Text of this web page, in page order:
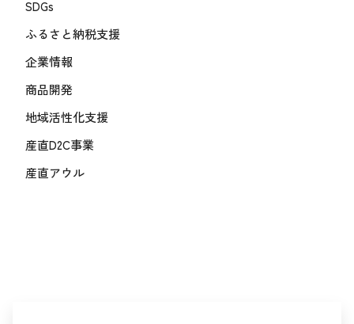
SDGs
ふるさと納税支援
企業情報
商品開発
地域活性化支援
産直D2C事業
産直アウル